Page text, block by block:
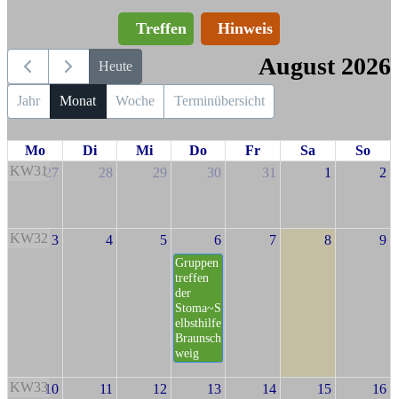
Treffen Hinweis
Heute August 2026
Jahr Monat Woche Terminübersicht
Mo Di Mi Do Fr Sa
So
KW3127 28 29 30 31 1 2
KW32 3 4 5 6
Gruppen
treffen
der
Stoma~S
elbsthilfe
Braunsch
weig
7 8 9
KW3310 11 12 13 14 15 16